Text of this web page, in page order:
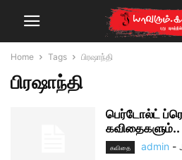
Home Tags பிரஷாந்தி
பிரஷாந்தி
பெர்டோல்ட்
கவிதைகளும்..
கவிதை admin -